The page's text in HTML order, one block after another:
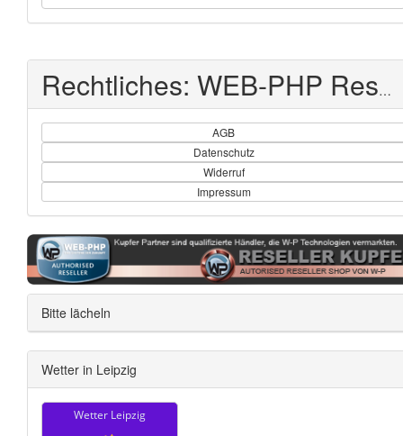
Rechtliches: WEB-PHP Reseller Shop
AGB
Datenschutz
Widerruf
Impressum
Bitte lächeln
Wetter in Leipzig
Wetter Leipzig